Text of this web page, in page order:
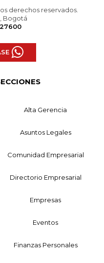
derechos reservados.
Bogotá
Alta Gerencia
Asuntos Legales
Comunidad Empresarial
Directorio Empresarial
Empresas
Eventos
Finanzas Personales